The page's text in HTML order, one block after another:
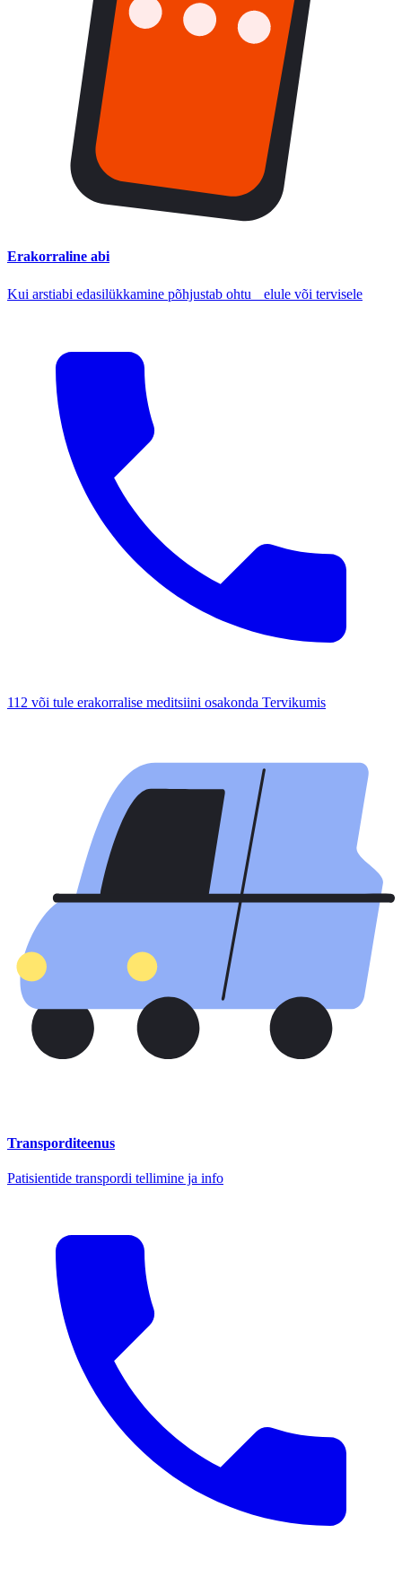
Erakorraline abi
Kui arstiabi edasilükkamine põhjustab ohtu elule või tervisele
112 või tule erakorralise meditsiini osakonda Tervikumis
Transporditeenus
Patisientide transpordi tellimine ja info